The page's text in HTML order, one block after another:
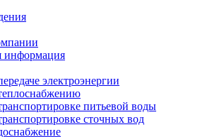
информация
электроэнергии
питьевой воды
сточных вод